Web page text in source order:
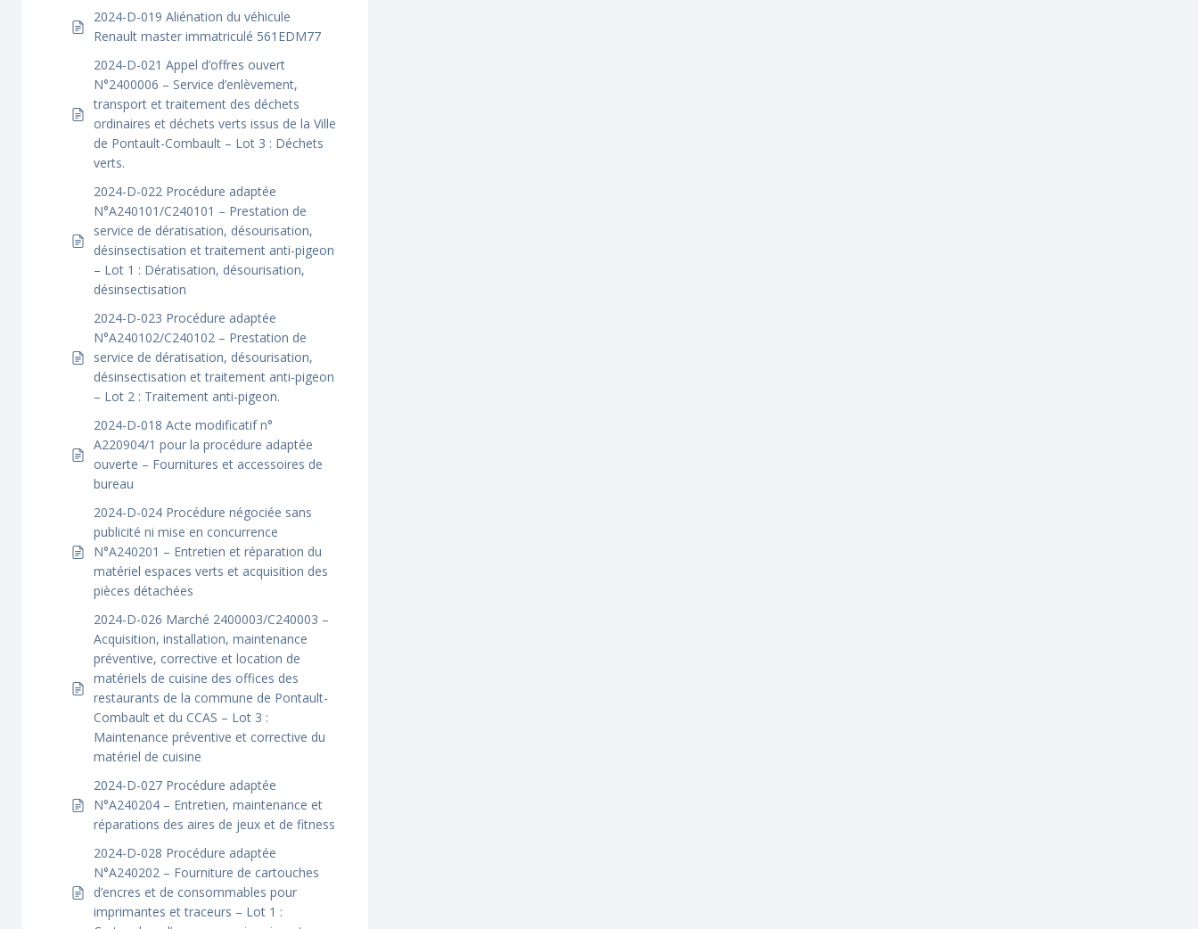
2024-D-019 Aliénation du véhicule
Renault master immatriculé 561EDM77
2024-D-021 Appel d’offres ouvert
N°2400006 – Service d’enlèvement,
transport et traitement des déchets
ordinaires et déchets verts issus de la Ville
de Pontault-Combault – Lot 3 : Déchets
verts.
2024-D-022 Procédure adaptée
N°A240101/C240101 – Prestation de
service de dératisation, désourisation,
désinsectisation et traitement anti-pigeon
– Lot 1 : Dératisation, désourisation,
désinsectisation
2024-D-023 Procédure adaptée
N°A240102/C240102 – Prestation de
service de dératisation, désourisation,
désinsectisation et traitement anti-pigeon
– Lot 2 : Traitement anti-pigeon.
2024-D-018 Acte modificatif n°
A220904/1 pour la procédure adaptée
ouverte – Fournitures et accessoires de
bureau
2024-D-024 Procédure négociée sans
publicité ni mise en concurrence
N°A240201 – Entretien et réparation du
matériel espaces verts et acquisition des
pièces détachées
2024-D-026 Marché 2400003/C240003 –
Acquisition, installation, maintenance
préventive, corrective et location de
matériels de cuisine des offices des
restaurants de la commune de Pontault-
Combault et du CCAS – Lot 3 :
Maintenance préventive et corrective du
matériel de cuisine
2024-D-027 Procédure adaptée
N°A240204 – Entretien, maintenance et
réparations des aires de jeux et de fitness
2024-D-028 Procédure adaptée
N°A240202 – Fourniture de cartouches
d’encres et de consommables pour
imprimantes et traceurs – Lot 1 :